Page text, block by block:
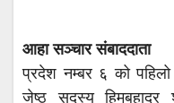
आहा सञ्चार संबाददाता
प्रदेश नम्बर ६ को
जेष्ठ सदस्य हिमबहादुर